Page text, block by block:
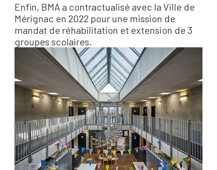
Enfin, BMA a contractualisé avec la Ville de
Mérignac en 2022 pour une mission de
mandat de réhabilitation et extension de 3
groupes scolaires.